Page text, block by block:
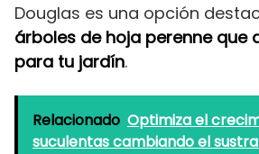
Douglas es una opción
árboles de hoja perenne que
para tu jardín.
Relacionado Optimiza el
suculentas cambiando el